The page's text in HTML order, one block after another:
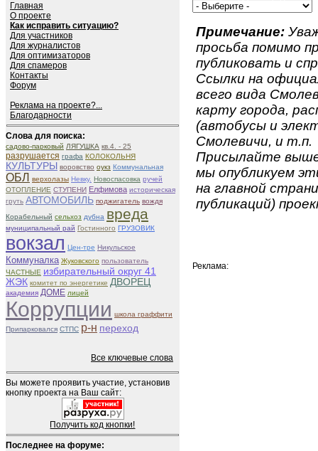
Главная
О проекте
Как исправить ситуацию?
Для участников
Для журналистов
Для оптимизаторов
Для спамеров
Контакты
Форум
Реклама на проекте?...
Благодарности
Слова для поиска:
садово-парковый ЛЯГУШКА кв.4. - 25
разрушается графа КОЛОКОЛЬНЯ
КУЛЬТУРЫ воровство оукз Коммунальная
ОБЛ верхолазы Невку. Новоспасовка ручей
ОТОПЛЕНИЕ СТУПЕНИ Елфимова историческая
груть АВТОМОБИЛЬ поджигатель вождя
Корабельный сельхоз дубна вреда
муниципальный рай Гостинного ГРУЗОВИК
вокзал Цен-тре Никульское
Коммуналка Жуковского пользователь
ЧАСТНЫЕ избирательный округ 41
ЖЭК комитет по энергетике ДВОРЕЦ
академия ДОМЕ лицей
Коррупции школа граффити
Припарковался СТПС р-н переход
Все ключевые слова
Вы можете проявить участие, установив
кнопку проекта на Ваш сайт:
Получить код кнопки!
Последнее на форуме:
Примечание:
просьба помимо
публиковать и
Ссылки на
всего вида
карту города,
(автобусы и
Смолевичи, и т.п.
Присылайте
мы опубликуем
на главной
публикаций)
Реклама: